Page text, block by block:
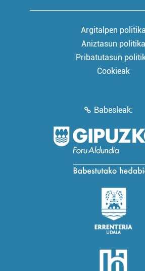
Argitalpen politika
Aniztasun politika
Pribatutasun
Cookieak
Babesleak: